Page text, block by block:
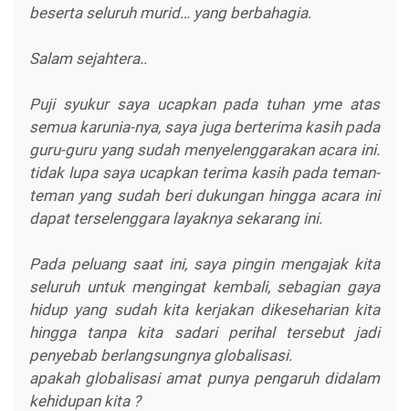
beserta seluruh murid… yang berbahagia.
Salam sejahtera..
Puji syukur saya ucapkan pada tuhan yme atas
semua karunia-nya, saya juga berterima kasih pada
guru-guru yang sudah menyelenggarakan acara ini.
tidak lupa saya ucapkan terima kasih pada teman-
teman yang sudah beri dukungan hingga acara ini
dapat terselenggara layaknya sekarang ini.
Pada peluang saat ini, saya pingin mengajak kita
seluruh untuk mengingat kembali, sebagian gaya
hidup yang sudah kita kerjakan dikeseharian kita
hingga tanpa kita sadari perihal tersebut jadi
penyebab berlangsungnya globalisasi.
apakah globalisasi amat punya pengaruh didalam
kehidupan kita ?